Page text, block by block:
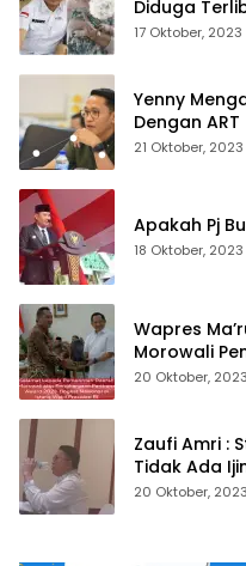
Diduga
Non Job
17 Oktober, 2023
Yenny
Dengan ART
21 Oktober, 2023
Apakah Pj
18 Oktober, 2023
Wapres
Morowali
20 Oktober, 2023
Zaufi Amri :
Tidak Ada
20 Oktober, 2023